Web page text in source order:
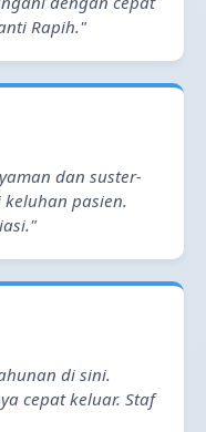
Rapih."
dan suster-
pasien.
di sini.
cepat keluar. Staf